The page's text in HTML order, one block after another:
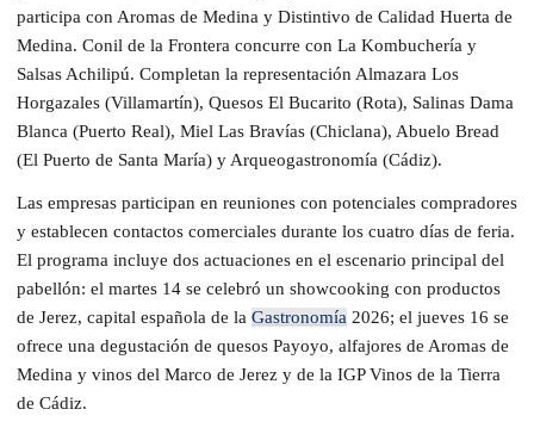
participa con Aromas de Medina y Distintivo de Calidad Huerta de
Medina. Conil de la Frontera concurre con La Kombuchería y
Salsas Achilipú. Completan la representación Almazara Los
Horgazales (Villamartín), Quesos El Bucarito (Rota), Salinas Dama
Blanca (Puerto Real), Miel Las Bravías (Chiclana), Abuelo Bread
(El Puerto de Santa María) y Arqueogastronomía (Cádiz).
Las empresas participan en reuniones con potenciales compradores
y establecen contactos comerciales durante los cuatro días de feria.
El programa incluye dos actuaciones en el escenario principal del
pabellón: el martes 14 se celebró un showcooking con productos
de Jerez, capital española de la Gastronomía 2026; el jueves 16 se
ofrece una degustación de quesos Payoyo, alfajores de Aromas de
Medina y vinos del Marco de Jerez y de la IGP Vinos de la Tierra
de Cádiz.